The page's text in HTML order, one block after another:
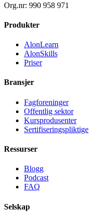
Org.nr: 990 958 971
Produkter
AlonLearn
AlonSkills
Priser
Bransjer
Fagforeninger
Offentlig sektor
Kursprodusenter
Sertifiseringspliktige
Ressurser
Blogg
Podcast
FAQ
Selskap